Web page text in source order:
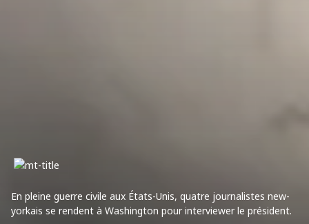
En pleine guerre civile aux États-Unis, quatre journalistes new-
yorkais se rendent à Washington pour interviewer le président.